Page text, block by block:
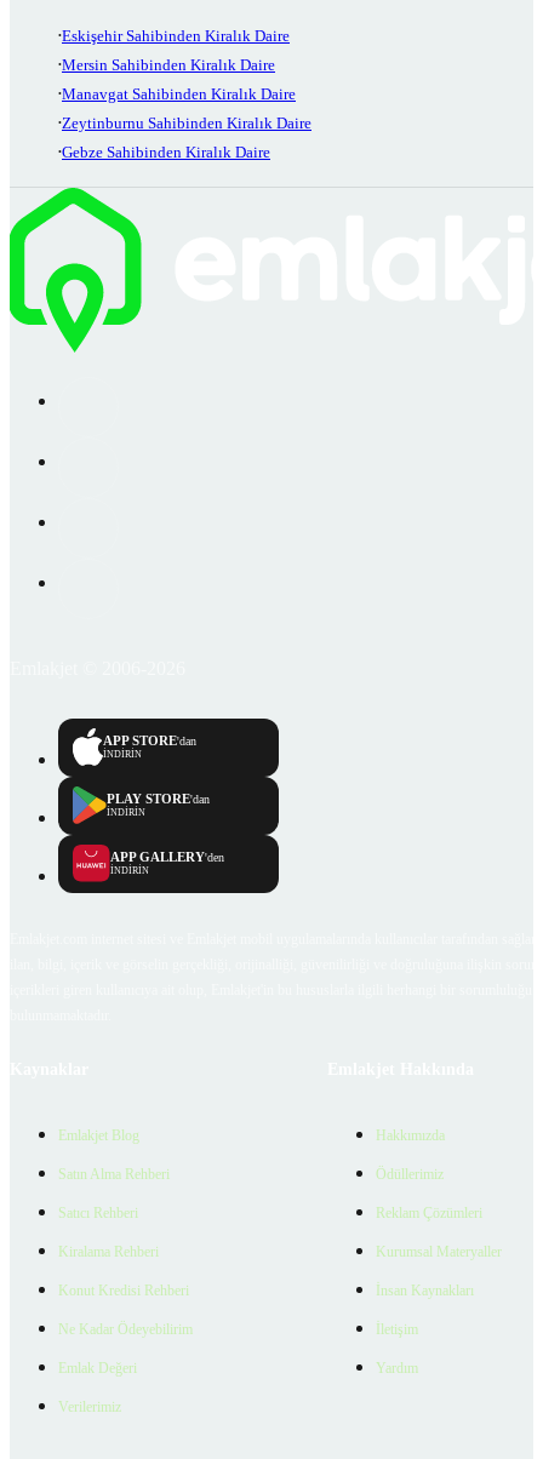
Eskişehir Sahibinden Kiralık Daire
Mersin Sahibinden Kiralık Daire
Manavgat Sahibinden Kiralık Daire
Zeytinburnu Sahibinden Kiralık Daire
Gebze Sahibinden Kiralık Daire
APP STORE'dan
İNDİRİN
PLAY STORE'dan
İNDİRİN
APP GALLERY'den
İNDİRİN
Emlakjet Blog
Satın Alma Rehberi
Satıcı Rehberi
Kiralama Rehberi
Konut Kredisi Rehberi
Ne Kadar Ödeyebilirim
Emlak Değeri
Verilerimiz
Hakkımızda
Ödüllerimiz
Reklam Çözümleri
Kurumsal Materyaller
İnsan Kaynakları
İletişim
Yardım